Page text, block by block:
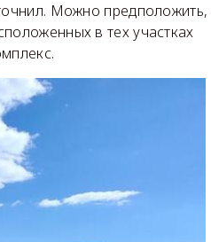
Можно предположить,
в тех участках